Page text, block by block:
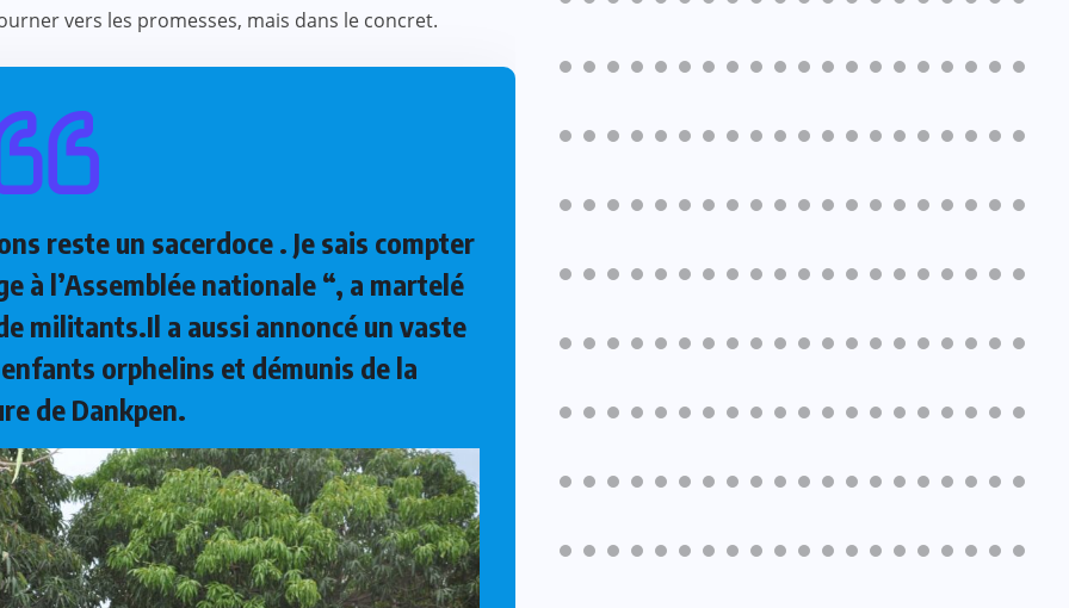
vers les promesses, mais dans le concret.
reste un sacerdoce . Je sais compter
à l’Assemblée nationale “, a martelé
militants.Il a aussi annoncé un vaste
orphelins et démunis de la
de Dankpen.